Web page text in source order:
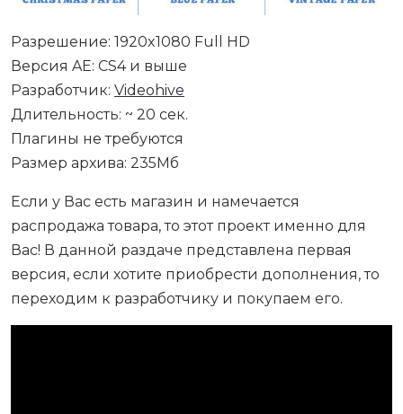
Разрешение: 1920x1080 Full HD
Версия AE: CS4 и выше
Разработчик: Videohive
Длительность: ~ 20 сек.
Плагины не требуются
Размер архива: 235Мб
Если у Вас есть магазин и намечается
распродажа товара, то этот проект именно для
Вас! В данной раздаче представлена первая
версия, если хотите приобрести дополнения, то
переходим к разработчику и покупаем его.